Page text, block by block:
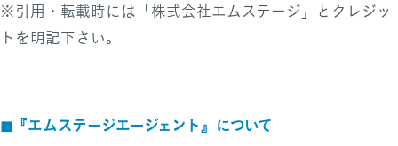
※引用・転載時には「株式会社エムステージ」とクレジッ
トを明記下さい。
◼︎ 『エムステージエージェント』について